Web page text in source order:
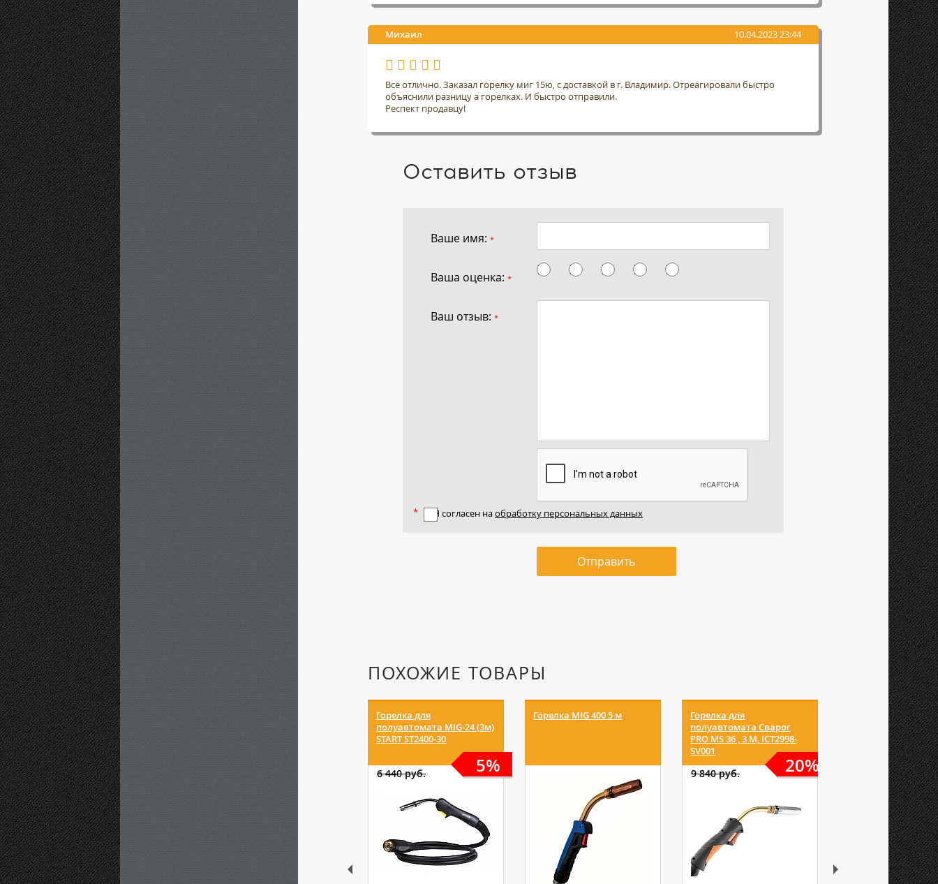
Михаил 10.04.2023 23:44
Всё отлично. Заказал горелку миг 15ю, с доставкой в г. Владимир. Отреагировали быстро
объяснили разницу а горелках. И быстро отправили.
Респект продавцу!
Оставить отзыв
Ваше имя: *
Ваша оценка: *
Ваш отзыв: *
Я согласен наобработку персональных данных
Отправить
ПОХОЖИЕ ТОВАРЫ
Горелка для
полуавтомата MIG-24 (3м)
START ST2400-30
5%
6 440 руб.
Горелка MIG 400 5 м
Горелка для
полуавтомата Сварог
PRO MS 36 , 3 M, ICT2998-
SV001
20%
9 840 руб.
Горелка MIG 36 3 м